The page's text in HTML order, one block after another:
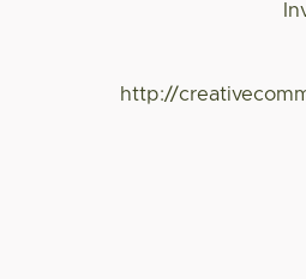
http://